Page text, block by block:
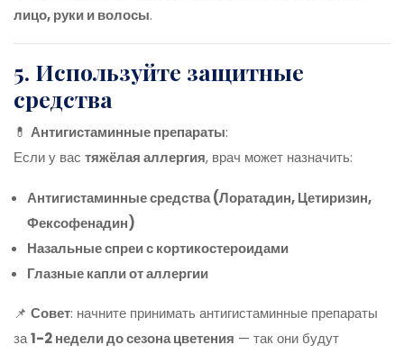
лицо, руки и волосы.
5. Используйте защитные
средства
💊 Антигистаминные препараты:
Если у вас тяжёлая аллергия, врач может назначить:
Антигистаминные средства (Лоратадин, Цетиризин,
Фексофенадин)
Назальные спреи с кортикостероидами
Глазные капли от аллергии
📌 Совет: начните принимать антигистаминные препараты
за1-2 недели до сезона цветения — так они будут